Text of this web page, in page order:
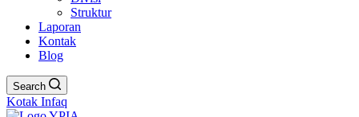
Struktur
Laporan
Kontak
Blog
Search
Kotak Infaq